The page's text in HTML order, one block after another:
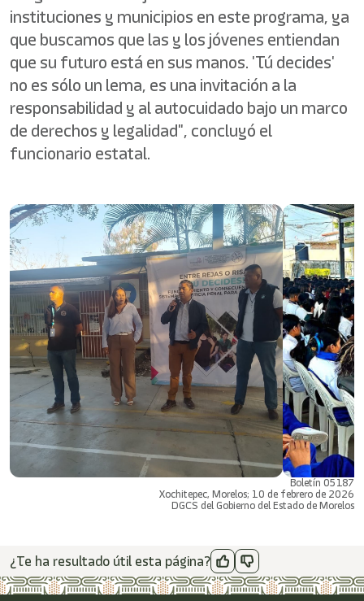
instituciones y municipios en este programa, ya
que buscamos que las y los jóvenes entiendan
que su futuro está en sus manos. 'Tú decides'
no es sólo un lema, es una invitación a la
responsabilidad y al autocuidado bajo un marco
de derechos y legalidad", concluyó el
funcionario estatal.
Boletín 05187
Xochitepec, Morelos; 10 de febrero de 2026
DGCS del Gobierno del Estado de Morelos
¿Te ha resultado útil esta página?